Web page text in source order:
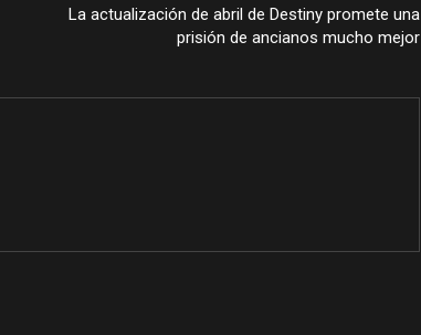
La actualización de abril de Destiny promete una
prisión de ancianos mucho mejor